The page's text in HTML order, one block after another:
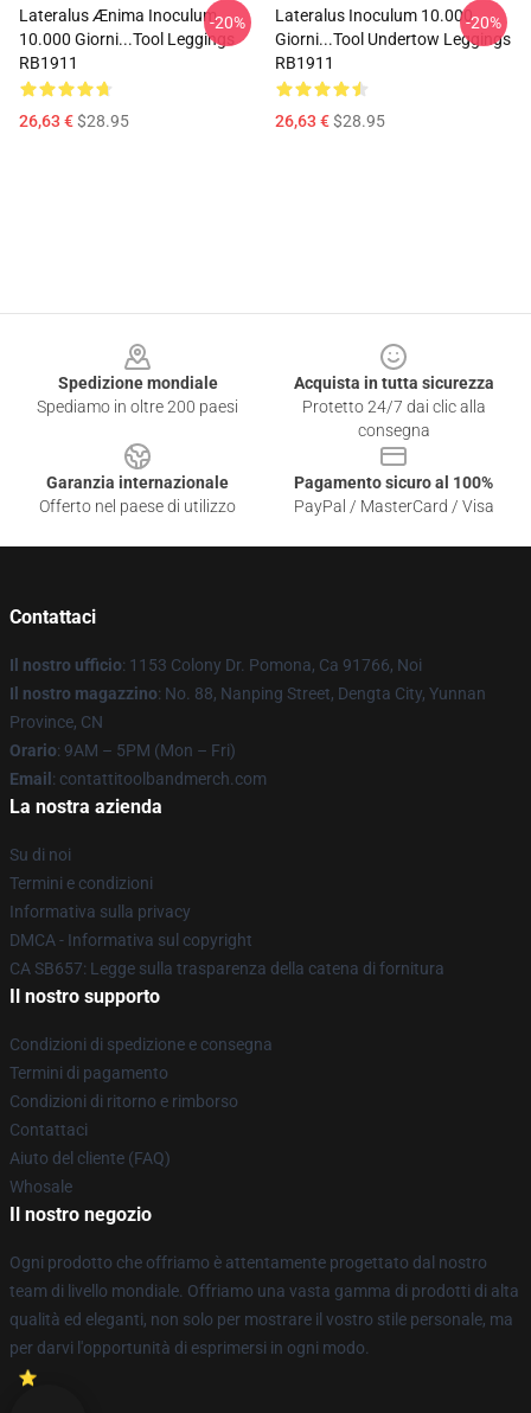
Lateralus Ænima Inoculum
10.000 Giorni...tool Leggings
RB1911
26,63 €$28.95
-20%
Lateralus Inoculum 10.000
Giorni...tool Undertow Leggings
RB1911
26,63 €$28.95
-20%
Spedizione mondiale
Spediamo in oltre 200 paesi
Acquista in tutta sicurezza
Protetto 24/7 dai clic alla
consegna
Garanzia internazionale
Offerto nel paese di utilizzo
Pagamento sicuro al 100%
PayPal / MasterCard / Visa
Contattaci
Il nostro ufficio: 1153 Colony Dr. Pomona, Ca 91766, Noi
Il nostro magazzino: No. 88, Nanping Street, Dengta City, Yunnan
Province, CN
Orario: 9AM – 5PM (Mon – Fri)
Email : contattitoolbandmerch.com
La nostra azienda
Su di noi
Termini e condizioni
Informativa sulla privacy
DMCA - Informativa sul copyright
CA SB657: Legge sulla trasparenza della catena di fornitura
Il nostro supporto
Condizioni di spedizione e consegna
Termini di pagamento
Condizioni di ritorno e rimborso
Contattaci
Aiuto del cliente (FAQ)
Whosale
Il nostro negozio
Ogni prodotto che offriamo è attentamente progettato dal nostro
team di livello mondiale. Offriamo una vasta gamma di prodotti di alta
qualità ed eleganti, non solo per mostrare il vostro stile personale, ma
per darvi l'opportunità di esprimersi in ogni modo.